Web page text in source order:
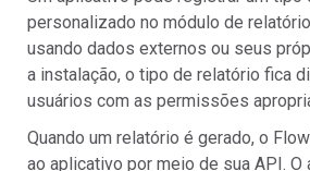
personalizado no módulo de
usando dados externos ou seus
a instalação, o tipo de relatório fica
usuários com as permissões
Quando um relatório é gerado, o
ao aplicativo por meio de sua API. O